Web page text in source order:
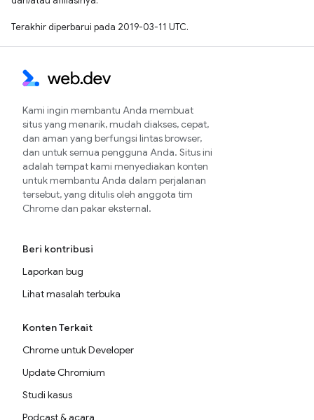
Terakhir diperbarui pada 2019-03-11 UTC.
Kami ingin membantu Anda membuat
situs yang menarik, mudah diakses, cepat,
dan aman yang berfungsi lintas browser,
dan untuk semua pengguna Anda. Situs ini
adalah tempat kami menyediakan konten
untuk membantu Anda dalam perjalanan
tersebut, yang ditulis oleh anggota tim
Chrome dan pakar eksternal.
Beri kontribusi
Laporkan bug
Lihat masalah terbuka
Konten Terkait
Chrome untuk Developer
Update Chromium
Studi kasus
Podcast & acara